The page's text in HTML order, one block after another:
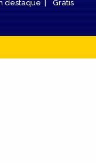
destaque| Grátis